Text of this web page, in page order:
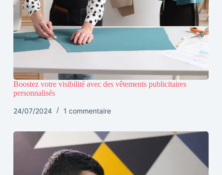
Boostez votre visibilité avec des vêtements publicitaires
personnalisés
24/07/2024 1 commentaire